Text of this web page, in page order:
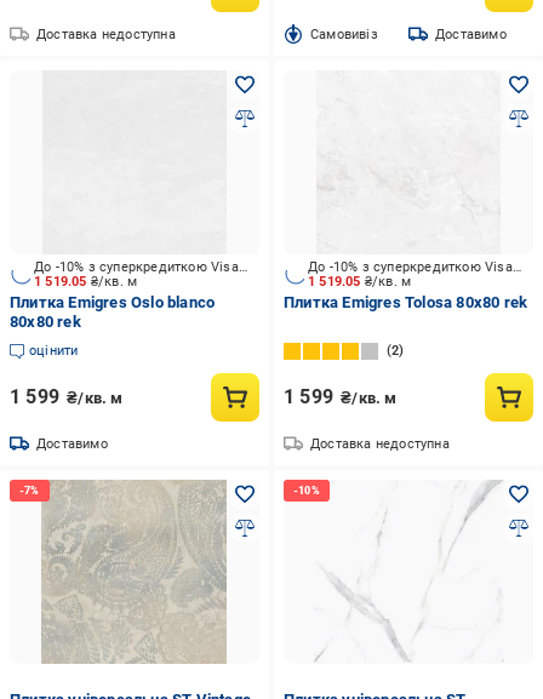
Доставка недоступна Cамовивіз Доставимо
1 519.05 ₴/кв. м
До -10% з суперкредиткою Visa Вигода
Плитка Emigres Oslo blanco
80x80 rek
оцінити
1 599 ₴/кв. м
Доставимо
1 519.05 ₴/кв. м
До -10% з суперкредиткою Visa Вигода
Плитка Emigres Tolosa 80x80 rek
2
1 599 ₴/кв. м
Доставка недоступна